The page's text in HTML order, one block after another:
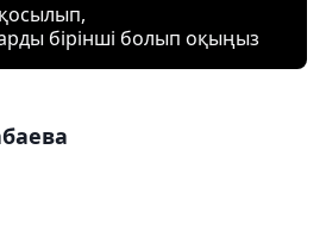
бірінші болып оқыңыз